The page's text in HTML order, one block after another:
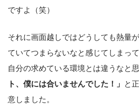
ですよ（笑）
それに画面越しではどうしても熱量
ていてつまらないなと感じてしまって
自分の求めている環境とは違うなと思
ト、僕には合いませんでした！」 と
意しました。